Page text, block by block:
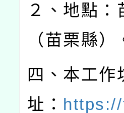
２、地點
（苗栗縣）
四、本工作
址：